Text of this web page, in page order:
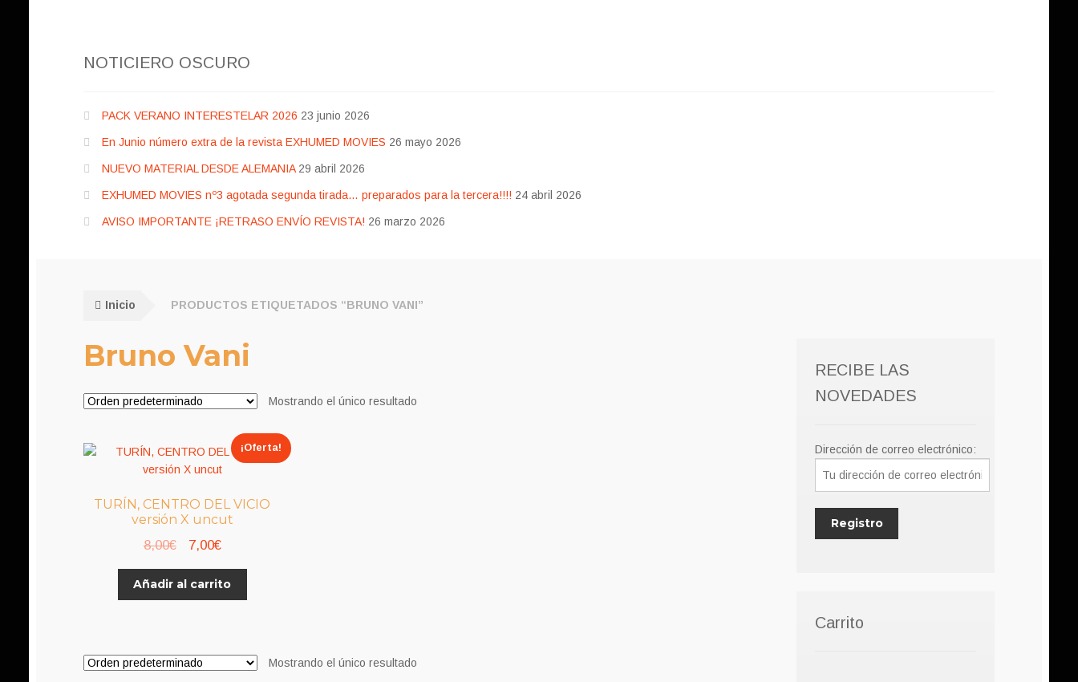
NOTICIERO OSCURO
PACK VERANO INTERESTELAR 2026 23 junio 2026
En Junio número extra de la revista EXHUMED MOVIES 26 mayo 2026
NUEVO MATERIAL DESDE ALEMANIA 29 abril 2026
EXHUMED MOVIES nº3 agotada segunda tirada… preparados para la tercera!!!! 24 abril 2026
AVISO IMPORTANTE ¡RETRASO ENVÍO REVISTA! 26 marzo 2026
Inicio PRODUCTOS ETIQUETADOS “BRUNO VANI”
Bruno Vani
Mostrando el único resultado
TURÍN, CENTRO DEL VICIO
versión X uncut
¡Oferta!
8,00€
El
precio
original
7,00€El
precio
actual
Añadir al carrito
Mostrando el único resultado
RECIBE LAS
NOVEDADES
Dirección de correo electrónico:
Carrito